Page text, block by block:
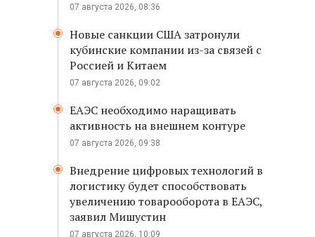
07 августа 2026, 08:36
Новые санкции США затронули
кубинские компании из-за связей с
Россией и Китаем
07 августа 2026, 09:02
ЕАЭС необходимо наращивать
активность на внешнем контуре
07 августа 2026, 09:38
Внедрение цифровых технологий в
логистику будет способствовать
увеличению товарооборота в ЕАЭС,
заявил Мишустин
07 августа 2026, 10:09